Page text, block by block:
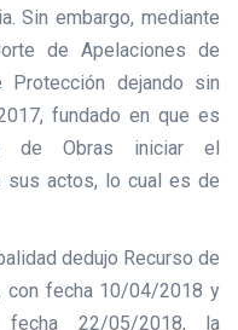
Sin embargo, mediante
de Apelaciones de
Protección dejando sin
fundado en que es
de Obras iniciar el
sus actos, lo cual es de
dedujo Recurso de
con fecha 10/04/2018 y
22/05/2018, la